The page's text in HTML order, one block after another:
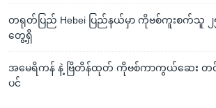
တရုတ်ပြည် Hebei ပြည်နယ်မှာ ကိုဗစ်ကူးစက်သူ ၂
တွေ့ရှိ
အမေရိကန် နဲ့ ဗြိတိန်ထုတ် ကိုဗစ်ကာကွယ်ဆေး တ
ပင်